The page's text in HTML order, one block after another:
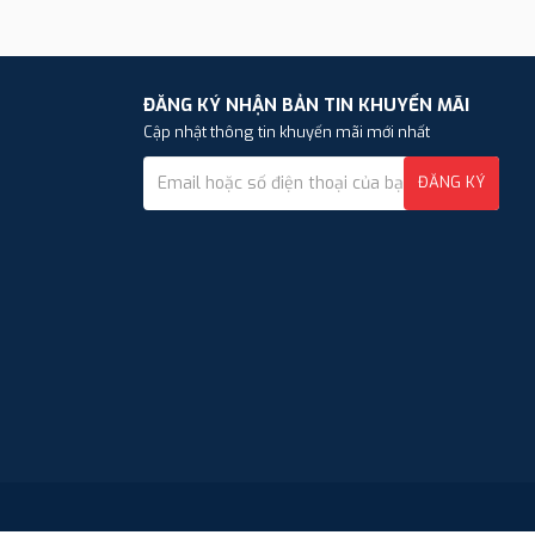
ĐĂNG KÝ NHẬN BẢN TIN KHUYẾN MÃI
Cập nhật thông tin khuyến mãi mới nhất
ĐĂNG KÝ